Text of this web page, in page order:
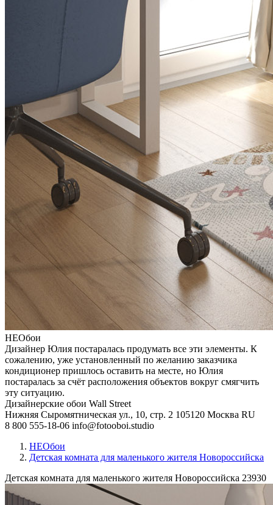
НЕОбои
Дизайнер Юлия постаралась продумать все эти элементы. К
сожалению, уже установленный по желанию заказчика
кондиционер пришлось оставить на месте, но Юлия
постаралась за счёт расположения объектов вокруг смягчить
эту ситуацию.
Дизайнерские обои Wall Street
Нижняя Сыромятническая ул., 10, стр. 2 105120 Москва RU
8 800 555-18-06 info@fotooboi.studio
НЕОбои
Детская комната для маленького жителя Новороссийска
Детская комната для маленького жителя Новороссийска 23930